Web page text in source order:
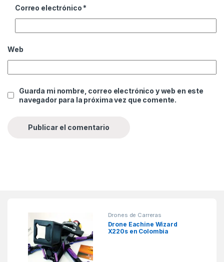
Correo electrónico *
Web
Guarda mi nombre, correo electrónico y web en este
navegador para la próxima vez que comente.
Drones de Carreras
Drone Eachine Wizard
X220s en Colombia